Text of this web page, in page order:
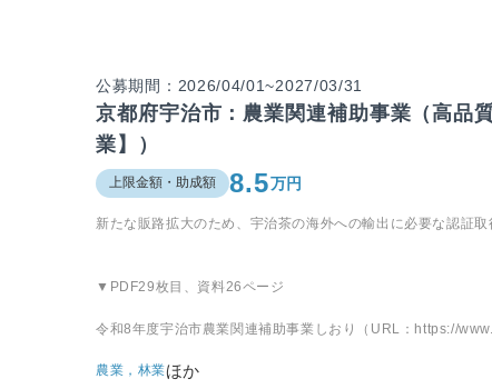
公募期間：2026/04/01~2027/03/31
京都府宇治市：農業関連補助事業（高品
業】）
上限金額・助成額 8.5万円
新たな販路拡大のため、宇治茶の海外への輸出に必要な認証
▼PDF29枚目、資料26ページ
令和8年度宇治市農業関連補助事業しおり（URL：https://
農業，林業ほか